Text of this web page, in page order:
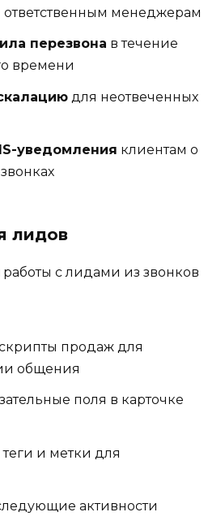
ответственным менеджерам
перезвона в течение
времени
для неотвеченных
уведомления клиентам о
лидов
с лидами из звонков
продаж для
общения
поля в карточке
теги и метки для
активности